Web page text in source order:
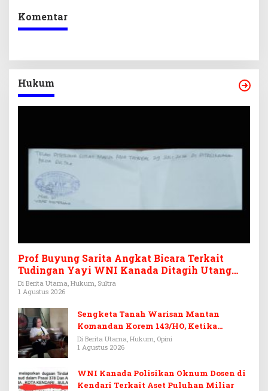
Komentar
Hukum
Prof Buyung Sarita Angkat Bicara Terkait
Tudingan Yayi WNI Kanada Ditagih Utang
Rp3,6 Miliar
Di Berita Utama, Hukum, Sultra
1 Agustus 2026
Sengketa Tanah Warisan Mantan
Komandan Korem 143/HO, Ketika
Warisan Menjadi Arena Pemerasan
Di Berita Utama, Hukum, Opini
1 Agustus 2026
WNI Kanada Polisikan Oknum Dosen di
Kendari Terkait Aset Puluhan Miliar